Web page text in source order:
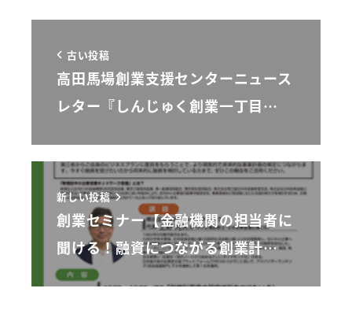
古い投稿
高田馬場創業支援センターニュース
レター『しんじゅく創業一丁目…
新しい投稿
創業セミナー【金融機関の担当者に
聞ける！融資につながる創業計…